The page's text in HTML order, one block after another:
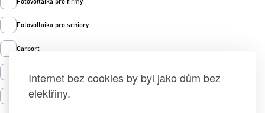
Internet bez cookies by byl jako dům bez
elektřiny.
Fotovoltaika pro seniory
Carport
Prodej zelené energie